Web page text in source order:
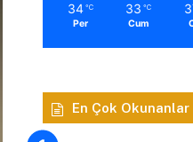
34 ℃
Per
33 ℃
Cum
En Çok Okunanlar